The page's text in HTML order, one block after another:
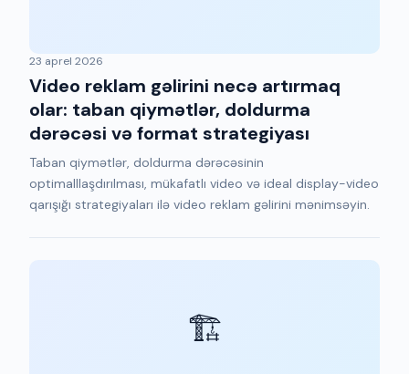
23 aprel 2026
Video reklam gəlirini necə artırmaq
olar: taban qiymətlər, doldurma
dərəcəsi və format strategiyası
Taban qiymətlər, doldurma dərəcəsinin
optimalllaşdırılması, mükafatlı video və ideal display-video
qarışığı strategiyaları ilə video reklam gəlirini mənimsəyin.
🏗️